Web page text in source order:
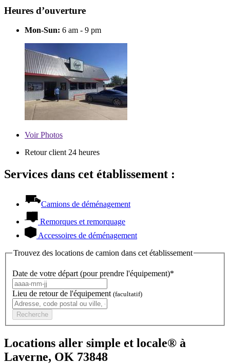
Heures d’ouverture
Mon-Sun: 6 am - 9 pm
VoirPhotos
Retour client 24 heures
Services dans cet établissement :
Camions de déménagement
Remorques et remorquage
Accessoires de déménagement
Trouvez des locations de camion dans cet établissement
Date de votre départ (pour prendre l'équipement)*
Lieu de retour de l'équipement (facultatif)
Recherche
Locations aller simple et locale® à
Laverne, OK 73848